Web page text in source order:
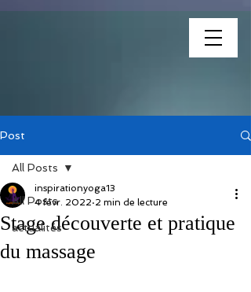
Post
All Posts
actualités
All Posts
Stage découverte et pratique
du massage
inspirationyoga13
4 févr. 2022 2 min de lecture